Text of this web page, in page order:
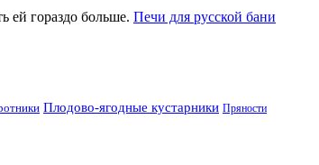
ей гораздо больше. Печи для русской бани
Плодово-ягодные кустарники Пряности